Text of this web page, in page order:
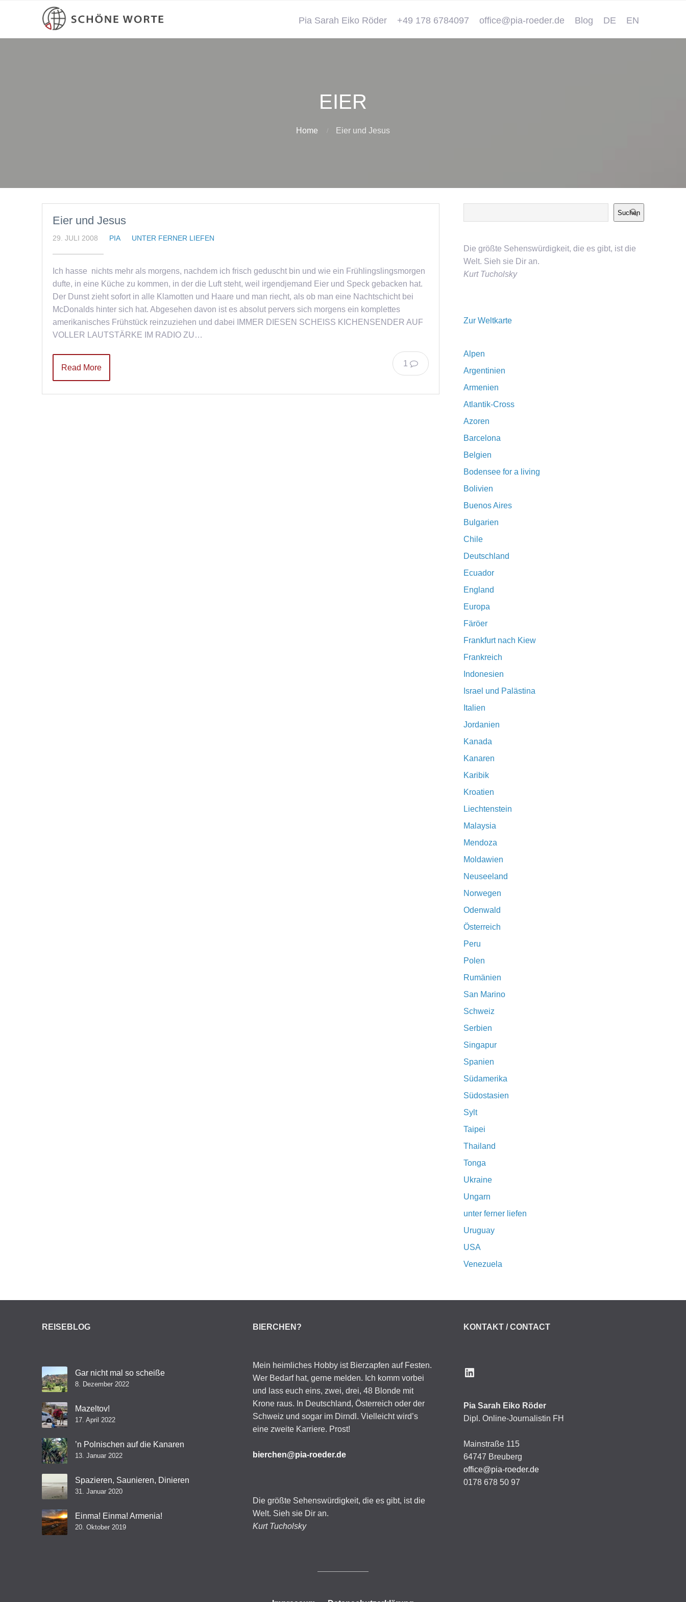
Pia Sarah Eiko Röder +49 178 6784097 office@pia-roeder.de Blog DE EN
EIER
Home Eier und Jesus
Eier und Jesus
29. JULI 2008 PIA UNTER FERNER LIEFEN
Ich hasse nichts mehr als morgens, nachdem ich frisch geduscht bin und wie ein Frühlingslingsmorgen
dufte, in eine Küche zu kommen, in der die Luft steht, weil irgendjemand Eier und Speck gebacken hat.
Der Dunst zieht sofort in alle Klamotten und Haare und man riecht, als ob man eine Nachtschicht bei
McDonalds hinter sich hat. Abgesehen davon ist es absolut pervers sich morgens ein komplettes
amerikanisches Frühstück reinzuziehen und dabei IMMER DIESEN SCHEISS KICHENSENDER AUF
VOLLER LAUTSTÄRKE IM RADIO ZU…
1
Read More
Suchen
Die größte Sehenswürdigkeit, die es gibt, ist die
Welt. Sieh sie Dir an.
Kurt Tucholsky
Zur Weltkarte
Alpen
Argentinien
Armenien
Atlantik-Cross
Azoren
Barcelona
Belgien
Bodensee for a living
Bolivien
Buenos Aires
Bulgarien
Chile
Deutschland
Ecuador
England
Europa
Färöer
Frankfurt nach Kiew
Frankreich
Indonesien
Israel und Palästina
Italien
Jordanien
Kanada
Kanaren
Karibik
Kroatien
Liechtenstein
Malaysia
Mendoza
Moldawien
Neuseeland
Norwegen
Odenwald
Österreich
Peru
Polen
Rumänien
San Marino
Schweiz
Serbien
Singapur
Spanien
Südamerika
Südostasien
Sylt
Taipei
Thailand
Tonga
Ukraine
Ungarn
unter ferner liefen
Uruguay
USA
Venezuela
REISEBLOG
Gar nicht mal so scheiße
8. Dezember 2022
Mazeltov!
17. April 2022
’n Polnischen auf die Kanaren
13. Januar 2022
Spazieren, Saunieren, Dinieren
31. Januar 2020
Einma! Einma! Armenia!
20. Oktober 2019
BIERCHEN?
Mein heimliches Hobby ist Bierzapfen auf Festen.
Wer Bedarf hat, gerne melden. Ich komm vorbei
und lass euch eins, zwei, drei, 48 Blonde mit
Krone raus. In Deutschland, Österreich oder der
Schweiz und sogar im Dirndl. Vielleicht wird’s
eine zweite Karriere. Prost!
bierchen@pia-roeder.de
Die größte Sehenswürdigkeit, die es gibt, ist die
Welt. Sieh sie Dir an.
Kurt Tucholsky
KONTAKT / CONTACT
LinkedIn
Pia Sarah Eiko Röder
Dipl. Online-Journalistin FH
Mainstraße 115
64747 Breuberg
office@pia-roeder.de
0178 678 50 97